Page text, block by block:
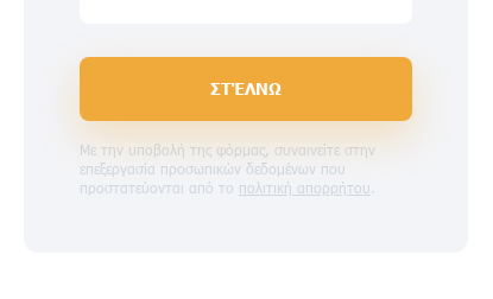
ΣΤΈΛΝΩ
Με την υποβολή της φόρμας, συναινείτε στην
επεξεργασία προσωπικών δεδομένων που
προστατεύονται από το πολιτική απορρήτου.